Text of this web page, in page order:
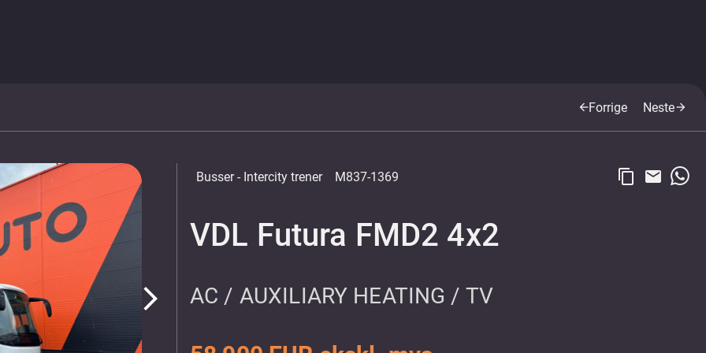
arrow_backForrige Nestearrow_forward
arrow_forward_ios
Busser- Intercity trener M837-1369 content_copy email
VDL Futura FMD2 4x2
AC / AUXILIARY HEATING / TV